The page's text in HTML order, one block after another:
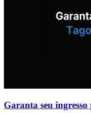
Garanta seu